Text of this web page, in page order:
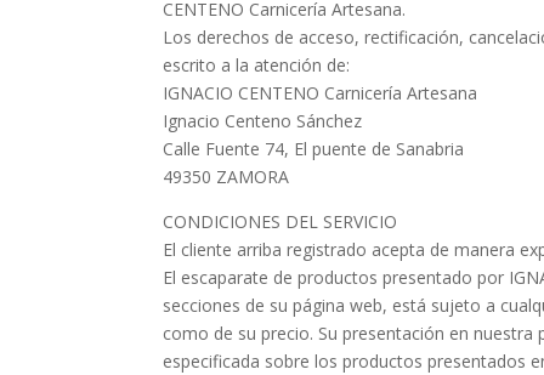
CENTENO Carnicería Artesana.
Los derechos de acceso, rectificación,
escrito a la atención de:
IGNACIO CENTENO Carnicería Artesana
Ignacio Centeno Sánchez
Calle Fuente 74, El puente de Sanabria
49350 ZAMORA
CONDICIONES DEL SERVICIO
El cliente arriba registrado acepta de manera
El escaparate de productos presentado por
secciones de su página web, está sujeto a
como de su precio. Su presentación en
especificada sobre los productos presentados